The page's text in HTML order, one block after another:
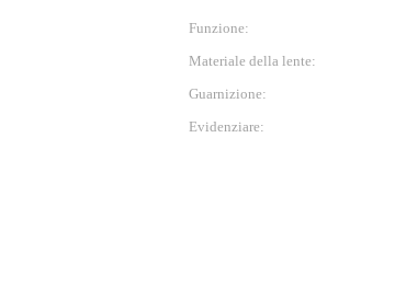
Funzione:
Materiale della lente:
Guarnizione:
Evidenziare: